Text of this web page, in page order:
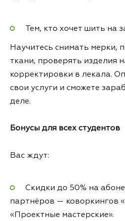
Тем, кто хочет шить на
Научитесь снимать мерки,
ткани, проверять изделия
корректировки в лекала.
свои услуги и сможете
деле.
Бонусы для всех студентов
Вас ждут:
Скидки до 50% на
партнёров — коворкингов
«Проектные мастерские».